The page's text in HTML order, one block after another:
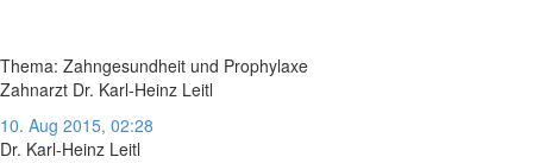
Thema: Zahngesundheit und Prophylaxe
Zahnarzt Dr. Karl-Heinz Leitl
10. Aug 2015, 02:28
Dr. Karl-Heinz Leitl